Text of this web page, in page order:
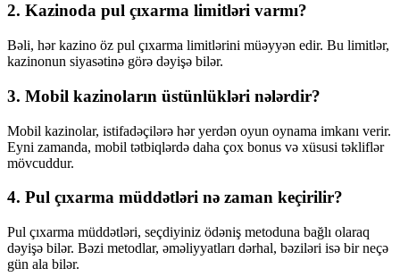
2. Kazinoda pul çıxarma limitləri varmı?
Bəli, hər kazino öz pul çıxarma limitlərini müəyyən edir. Bu limitlər,
kazinonun siyasətinə görə dəyişə bilər.
3. Mobil kazinoların üstünlükləri nələrdir?
Mobil kazinolar, istifadəçilərə hər yerdən oyun oynama imkanı verir.
Eyni zamanda, mobil tətbiqlərdə daha çox bonus və xüsusi təkliflər
mövcuddur.
4. Pul çıxarma müddətləri nə zaman keçirilir?
Pul çıxarma müddətləri, seçdiyiniz ödəniş metoduna bağlı olaraq
dəyişə bilər. Bəzi metodlar, əməliyyatları dərhal, bəziləri isə bir neçə
gün ala bilər.